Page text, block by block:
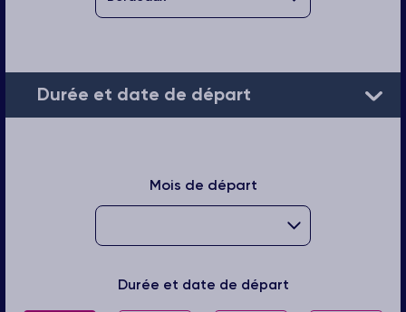
Durée et date de départ
Mois de départ
Durée et date de départ